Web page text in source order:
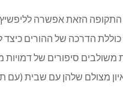
הזאת אפשרה לליפשיץ
משולבים סיפורים של
מצולם שלהן עם שבית (עם